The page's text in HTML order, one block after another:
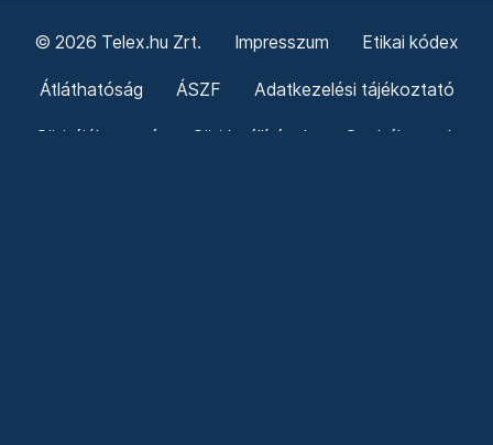
© 2026 Telex.hu Zrt. Impresszum Etikai kódex
Átláthatóság ÁSZF Adatkezelési tájékoztató
Sütitájékoztató Süti beállítások Szabályzatok